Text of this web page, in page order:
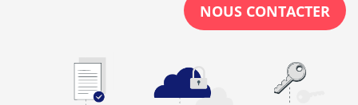
NOUS CONTACTER